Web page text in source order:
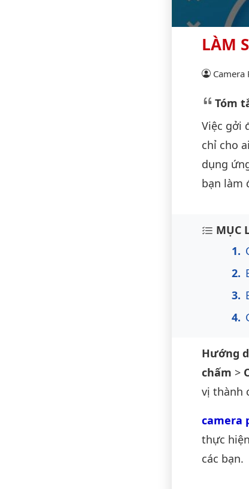
LÀM
Camera
Tóm
Việc gởi
chỉ cho
dụng
bạn làm
Nội
MỤC
Hướng
chấm >
vị thành
camera
thực
các bạn.